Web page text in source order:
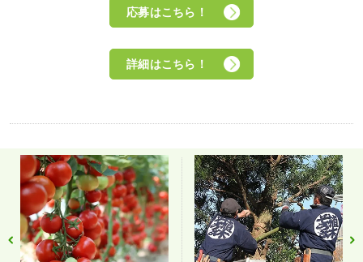
応募はこちら！
詳細はこちら！